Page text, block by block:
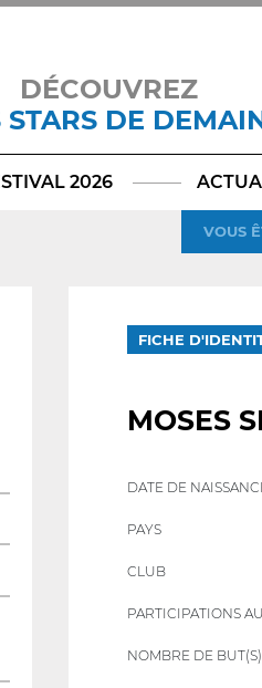
DÉCOUVREZ
STARS DE
2026
VOUS
FICHE
MOSES
DATE DE
PAYS
CLUB
PARTICIPATIONS
NOMBRE DE